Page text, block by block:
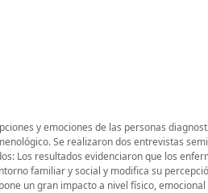
y emociones de las personas
Se realizaron dos entrevistas
Los resultados evidenciaron que los
familiar y social y modifica su
un gran impacto a nivel físico,